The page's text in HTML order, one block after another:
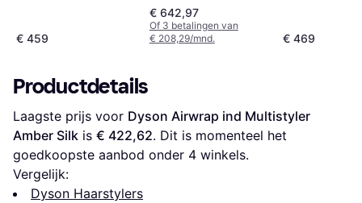
€ 459
Straight + Wavy -
Ceramic Pink/Rose
Gold
€ 642,97
Of 3 betalingen van
€ 208,29/mnd.
€ 469
Productdetails
Laagste prijs voor Dyson Airwrap ind Multistyler
Amber Silk is € 422,62. Dit is momenteel het
goedkoopste aanbod onder 4 winkels.
Vergelijk:
Dyson Haarstylers